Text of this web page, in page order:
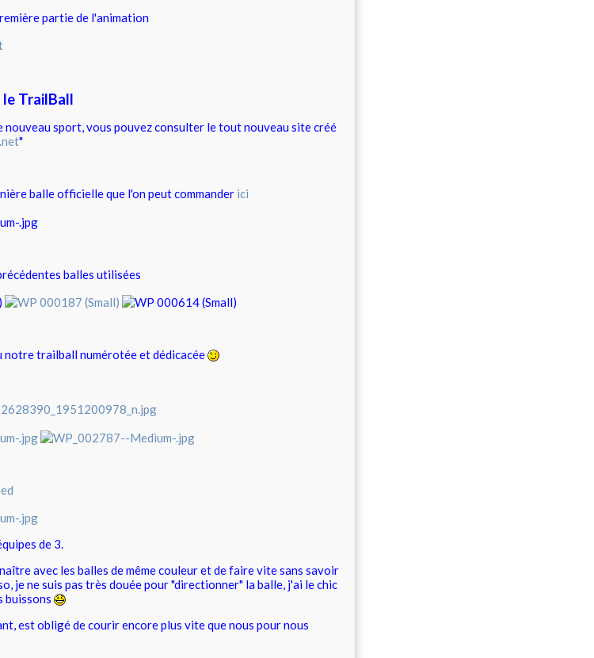
partie de l'animation
TrailBall
nouveau sport, vous pouvez consulter le tout nouveau site créé
"
balle officielle que l'on peut commander ici
balles utilisées
notre trailball numérotée et dédicacée
de 3.
avec les balles de même couleur et de faire vite sans savoir
je ne suis pas très douée pour "directionner" la balle, j'ai le chic
buissons
est obligé de courir encore plus vite que nous pour nous